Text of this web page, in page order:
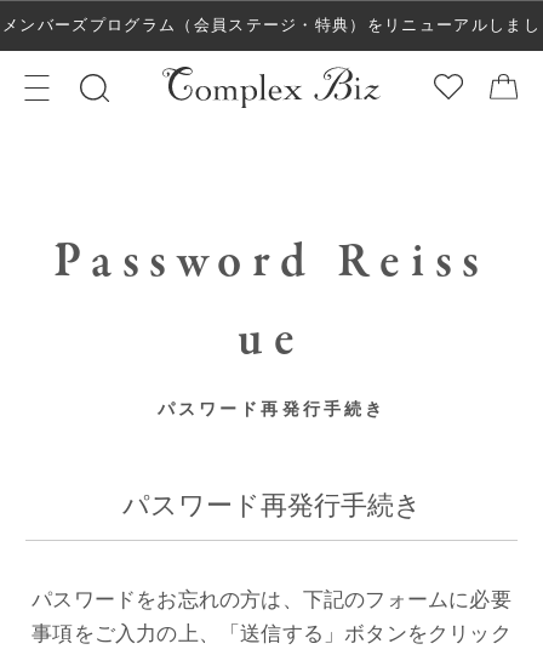
メンバーズプログラム（会員ステージ・特典）をリニューアルしまし
た！
Password Reiss
ue
パスワード再発行手続き
パスワード再発行手続き
パスワードをお忘れの方は、下記のフォームに必要
事項をご入力の上、「送信する」ボタンをクリック